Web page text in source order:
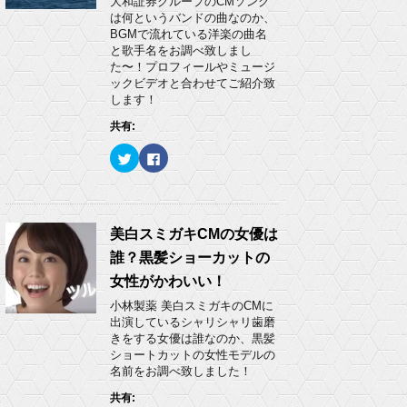
)
共
有
(
新
し
い
ウ
ィ
ン
ド
ウ
で
開
き
ま
す
は
ク
リ
ッ
ク
し
て
く
だ
さ
い
新
し
い
ウ
ド
ウ
開
き
ま
す
)
は何というバンドの曲なのか、
BGMで流れている洋楽の曲名
と歌手名をお調べ致しまし
た〜！プロフィールやミュージ
ックビデオと合わせてご紹介致
します！
共有:
ク
リ
ク
し
w
i
t
t
e
r
で
共
有
(
新
し
い
ウ
ィ
ン
F
a
b
k
で
共
有
す
る
に
は
ク
リ
ッ
ク
し
て
く
だ
美白スミガキCMの女優は
誰？黒髪ショーカットの
女性がかわいい！
小林製薬 美白スミガキのCMに
出演しているシャリシャリ歯磨
きをする女優は誰なのか、黒髪
ショートカットの女性モデルの
名前をお調べ致しました！
共有: